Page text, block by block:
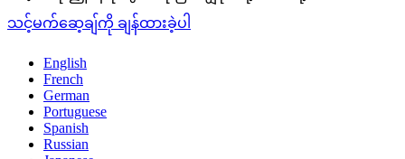
သင့်မက်ဆေ့ချ်ကို ချန်ထားခဲ့ပါ
English
French
German
Portuguese
Spanish
Russian